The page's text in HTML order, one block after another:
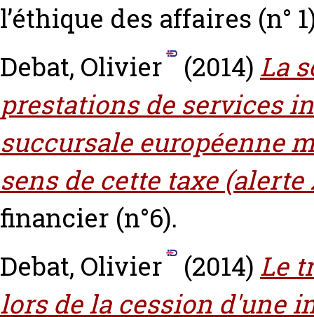
l’éthique des affaires (n°
Debat, Olivier
(2014) La
prestations de services
succursale européenne
sens de cette taxe (alerte
financier (n°6).
Debat, Olivier
(2014) Le
lors de la cession d'une